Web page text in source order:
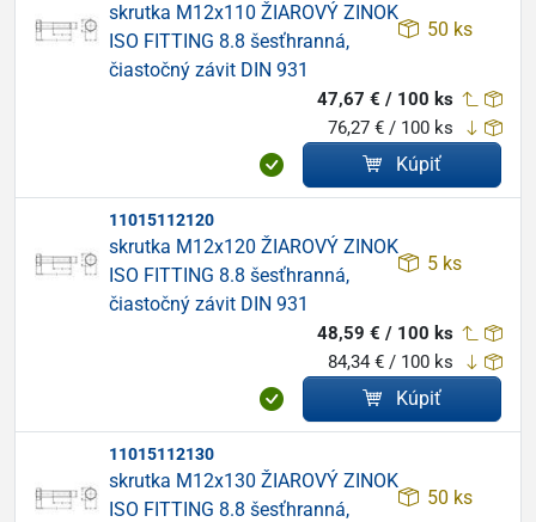
skrutka M12x110 ŽIAROVÝ ZINOK
ISO FITTING 8.8 šesťhranná,
čiastočný závit DIN 931
50 ks
47,67 € / 100 ks
76,27 € / 100 ks
Kúpiť
11015112120
skrutka M12x120 ŽIAROVÝ ZINOK
ISO FITTING 8.8 šesťhranná,
čiastočný závit DIN 931
5 ks
48,59 € / 100 ks
84,34 € / 100 ks
Kúpiť
11015112130
skrutka M12x130 ŽIAROVÝ ZINOK
ISO FITTING 8.8 šesťhranná,
50 ks